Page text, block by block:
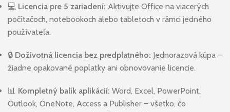
💻 Licencia pre 5 zariadení: Aktivujte Office na viacerých
počítačoch, notebookoch alebo tabletoch v rámci jedného
používateľa.
🔒 Doživotná licencia bez predplatného: Jednorazová kúpa –
žiadne opakované poplatky ani obnovovanie licencie.
📊 Kompletný balík aplikácií: Word, Excel, PowerPoint,
Outlook, OneNote, Access a Publisher – všetko, čo